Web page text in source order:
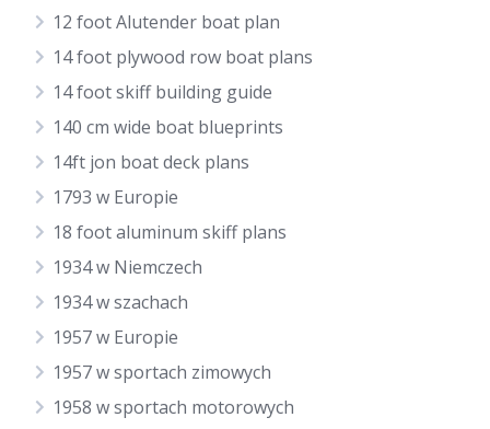
12 foot Alutender boat plan
14 foot plywood row boat plans
14 foot skiff building guide
140 cm wide boat blueprints
14ft jon boat deck plans
1793 w Europie
18 foot aluminum skiff plans
1934 w Niemczech
1934 w szachach
1957 w Europie
1957 w sportach zimowych
1958 w sportach motorowych